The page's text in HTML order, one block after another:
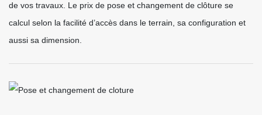
de vos travaux. Le prix de pose et changement de clôture se
calcul selon la facilité d’accès dans le terrain, sa configuration et
aussi sa dimension.